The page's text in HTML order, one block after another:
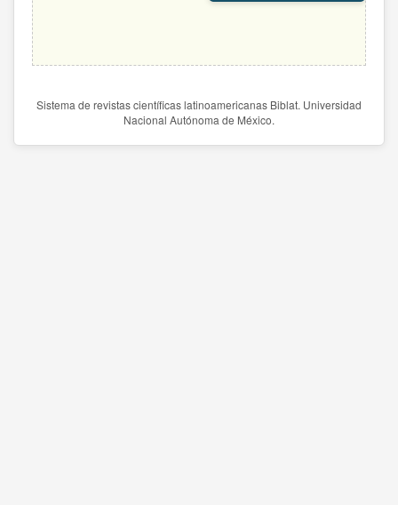
Sistema de revistas científicas latinoamericanas Biblat. Universidad
Nacional Autónoma de México.